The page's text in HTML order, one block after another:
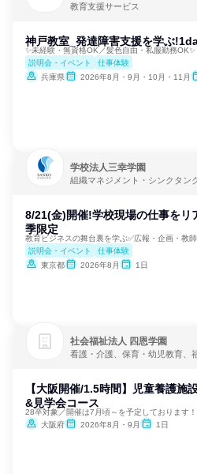
教育支援サービス
神戸教室_発達障害支援を学ぶ
✨未経験・無資格OK／髪色自由・私服勤務OK✨
説明会・イベント
仕事体験
兵庫県
2026年8月・9月・10月・11月
学校法人三幸学園
組織マネジメント・シンクタン
8/21(金)開催!学校現場の仕事をリ
季限定
教育ビジネスの舞台裏を学ぶ✅広報・企画・教
説明会・イベント
仕事体験
東京都
2026年8月 1日
社会福祉法人 四恩学園
看護・介護、保育・幼児教育、
【大阪開催/1.5時間】児童養護施
&見学会コース
28卒対象／開催は7月頃～を予定しております！
大阪府
2026年8月・9月 1日